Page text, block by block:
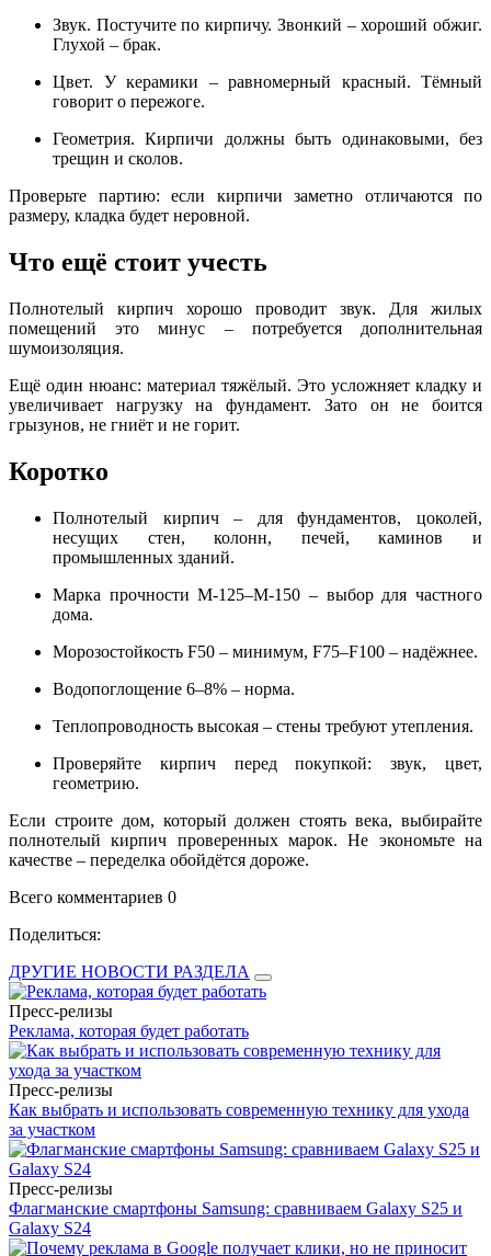
Звук. Постучите по кирпичу. Звонкий – хороший обжиг.
Глухой – брак.
Цвет. У керамики – равномерный красный. Тёмный
говорит о пережоге.
Геометрия. Кирпичи должны быть одинаковыми, без
трещин и сколов.
Проверьте партию: если кирпичи заметно отличаются по
размеру, кладка будет неровной.
Что ещё стоит учесть
Полнотелый кирпич хорошо проводит звук. Для жилых
помещений это минус – потребуется дополнительная
шумоизоляция.
Ещё один нюанс: материал тяжёлый. Это усложняет кладку и
увеличивает нагрузку на фундамент. Зато он не боится
грызунов, не гниёт и не горит.
Коротко
Полнотелый кирпич – для фундаментов, цоколей,
несущих стен, колонн, печей, каминов и
промышленных зданий.
Марка прочности М-125–М-150 – выбор для частного
дома.
Морозостойкость F50 – минимум, F75–F100 – надёжнее.
Водопоглощение 6–8% – норма.
Теплопроводность высокая – стены требуют утепления.
Проверяйте кирпич перед покупкой: звук, цвет,
геометрию.
Если строите дом, который должен стоять века, выбирайте
полнотелый кирпич проверенных марок. Не экономьте на
качестве – переделка обойдётся дороже.
Всего комментариев 0
Поделиться:
ДРУГИЕ НОВОСТИ РАЗДЕЛА
Пресс-релизы
Реклама, которая будет работать
Пресс-релизы
Как выбрать и использовать современную технику для ухода
за участком
Пресс-релизы
Флагманские смартфоны Samsung: сравниваем Galaxy S25 и
Galaxy S24